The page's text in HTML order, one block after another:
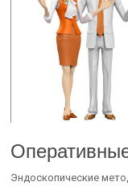
Эндоскопические